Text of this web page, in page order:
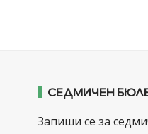
СЕДМИЧЕН
Запиши се за